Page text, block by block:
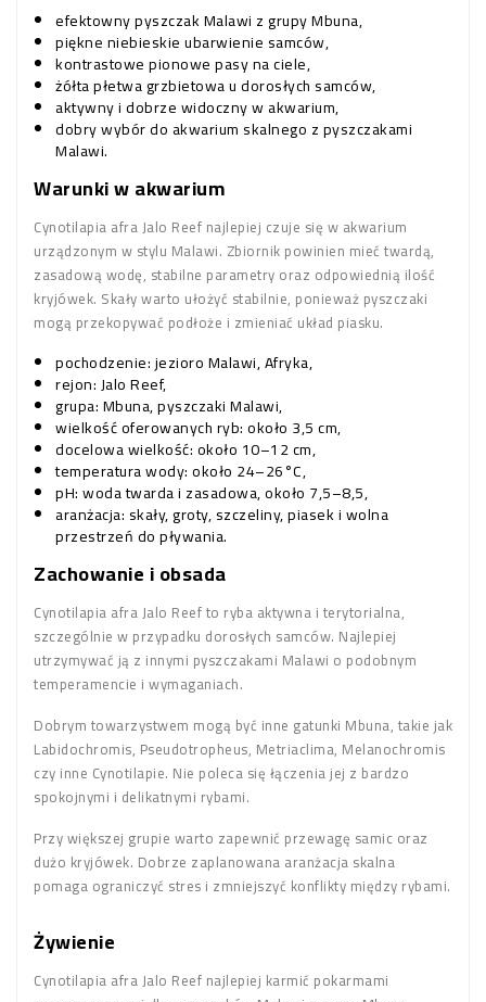
efektowny pyszczak Malawi z grupy Mbuna,
piękne niebieskie ubarwienie samców,
kontrastowe pionowe pasy na ciele,
żółta płetwa grzbietowa u dorosłych samców,
aktywny i dobrze widoczny w akwarium,
dobry wybór do akwarium skalnego z pyszczakami
Malawi.
Warunki w akwarium
Cynotilapia afra Jalo Reef najlepiej czuje się w akwarium
urządzonym w stylu Malawi. Zbiornik powinien mieć twardą,
zasadową wodę, stabilne parametry oraz odpowiednią ilość
kryjówek. Skały warto ułożyć stabilnie, ponieważ pyszczaki
mogą przekopywać podłoże i zmieniać układ piasku.
pochodzenie: jezioro Malawi, Afryka,
rejon: Jalo Reef,
grupa: Mbuna, pyszczaki Malawi,
wielkość oferowanych ryb: około 3,5 cm,
docelowa wielkość: około 10–12 cm,
temperatura wody: około 24–26°C,
pH: woda twarda i zasadowa, około 7,5–8,5,
aranżacja: skały, groty, szczeliny, piasek i wolna
przestrzeń do pływania.
Zachowanie i obsada
Cynotilapia afra Jalo Reef to ryba aktywna i terytorialna,
szczególnie w przypadku dorosłych samców. Najlepiej
utrzymywać ją z innymi pyszczakami Malawi o podobnym
temperamencie i wymaganiach.
Dobrym towarzystwem mogą być inne gatunki Mbuna, takie jak
Labidochromis, Pseudotropheus, Metriaclima, Melanochromis
czy inne Cynotilapie. Nie poleca się łączenia jej z bardzo
spokojnymi i delikatnymi rybami.
Przy większej grupie warto zapewnić przewagę samic oraz
dużo kryjówek. Dobrze zaplanowana aranżacja skalna
pomaga ograniczyć stres i zmniejszyć konflikty między rybami.
Żywienie
Cynotilapia afra Jalo Reef najlepiej karmić pokarmami